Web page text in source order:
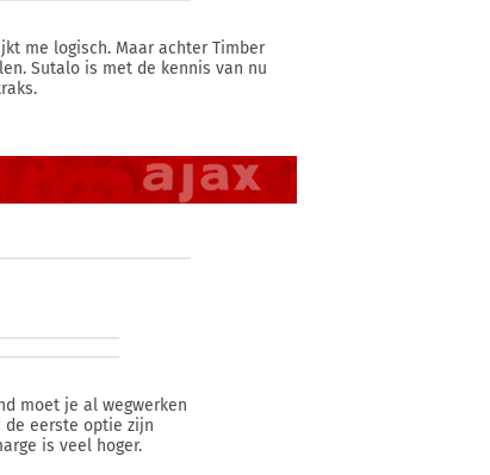
me logisch. Maar achter Timber
Sutalo is met de kennis van nu
moet je al wegwerken
eerste optie zijn
is veel hoger.